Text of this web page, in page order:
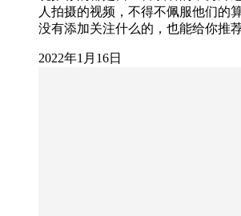
人拍摄的视频，不得不佩服他们的
没有添加关注什么的，也能给你推
2022年1月16日